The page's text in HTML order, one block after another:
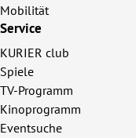
Mobilität
Service
KURIER club
Spiele
TV-Programm
Kinoprogramm
Eventsuche